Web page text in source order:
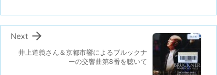
井上道義さん＆京都市響によるブルックナ
ーの交響曲第8番を聴いて

Next